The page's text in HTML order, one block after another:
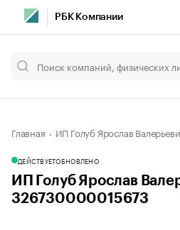
РБК Компании
Главная ИП Голуб Ярослав
ДЕЙСТВУЕТОБНОВЛЕНО
ИП Голуб Ярослав
326730000015673